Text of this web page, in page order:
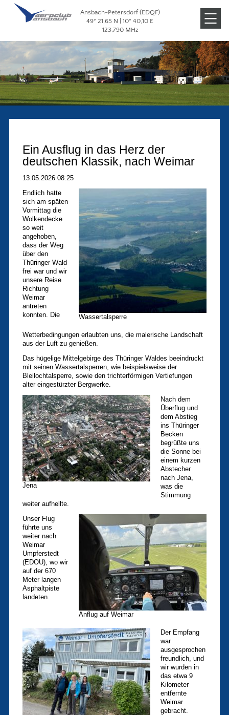
Ansbach-Petersdorf (EDQF)
49° 21,65 N | 10° 40,10 E
123,790 MHz
Ein Ausflug in das Herz der
deutschen Klassik, nach Weimar
13.05.2026 08:25
Wassertalsperre
Endlich hatte
sich am späten
Vormittag die
Wolkendecke
so weit
angehoben,
dass der Weg
über den
Thüringer Wald
frei war und wir
unsere Reise
Richtung
Weimar
antreten
konnten. Die
Wetterbedingungen erlaubten uns, die malerische Landschaft
aus der Luft zu genießen.
Das hügelige Mittelgebirge des Thüringer Waldes beeindruckt
mit seinen Wassertalsperren, wie beispielsweise der
Bleilochtalsperre, sowie den trichterförmigen Vertiefungen
alter eingestürzter Bergwerke.
Jena
Nach dem
Überflug und
dem Abstieg
ins Thüringer
Becken
begrüßte uns
die Sonne bei
einem kurzen
Abstecher
nach Jena,
was die
Stimmung
weiter aufhellte.
Anflug auf Weimar
Unser Flug
führte uns
weiter nach
Weimar
Umpferstedt
(EDOU), wo wir
auf der 670
Meter langen
Asphaltpiste
landeten.
Der Empfang
war
ausgesprochen
freundlich, und
wir wurden in
das etwa 9
Kilometer
entfernte
Weimar
gebracht.
Veranstaltungen
Galerien